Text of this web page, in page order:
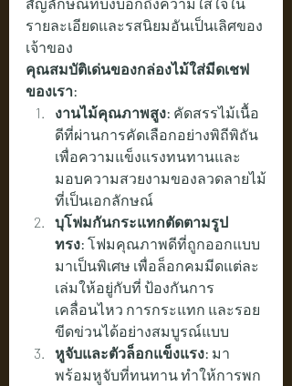
รายละเอียดและรสนิยมอันเป็นเลิศของ
เจ้าของ
คุณสมบัติเด่นของกล่องไม้ใส่มีดเชฟ
ของเรา:
งานไม้คุณภาพสูง: คัดสรรไม้เนื้อ
ดีที่ผ่านการคัดเลือกอย่างพิถีพิถัน
เพื่อความแข็งแรงทนทานและ
มอบความสวยงามของลวดลายไม้
ที่เป็นเอกลักษณ์
บุโฟมกันกระแทกตัดตามรูป
ทรง: โฟมคุณภาพดีที่ถูกออกแบบ
มาเป็นพิเศษ เพื่อล็อกคมมีดแต่ละ
เล่มให้อยู่กับที่ ป้องกันการ
เคลื่อนไหว การกระแทก และรอย
ขีดข่วนได้อย่างสมบูรณ์แบบ
หูจับและตัวล็อกแข็งแรง: มา
พร้อมหูจับที่ทนทาน ทำให้การพก